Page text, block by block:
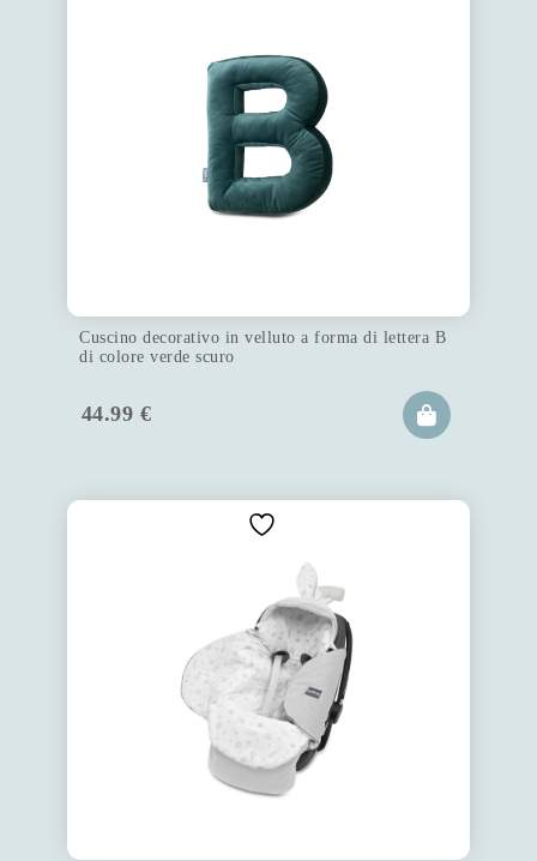
Cuscino decorativo in velluto a forma di lettera B
di colore verde scuro
44.99 €